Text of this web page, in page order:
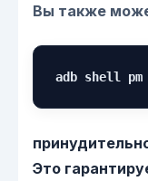
Вы также
adb shell
Это